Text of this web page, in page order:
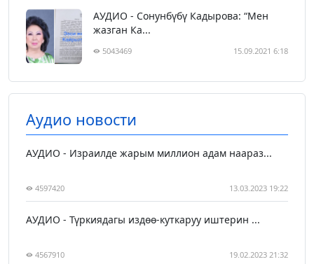
АУДИО - Сонунбүбү Кадырова: “Мен
жазган Ка...
5043469 15.09.2021 6:18
Аудио новости
АУДИО - Израилде жарым миллион адам наараз...
4597420 13.03.2023 19:22
АУДИО - Түркиядагы издөө-куткаруу иштерин ...
4567910 19.02.2023 21:32